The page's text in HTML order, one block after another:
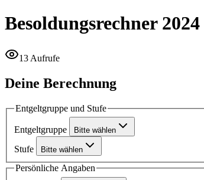
Besoldungsrechner 2024
13 Aufrufe
Deine Berechnung
Entgeltgruppe und Stufe
Entgeltgruppe Bitte wählen
Stufe Bitte wählen
Persönliche Angaben